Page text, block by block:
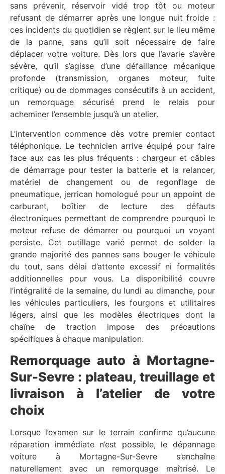
sans prévenir, réservoir vidé trop tôt ou moteur
refusant de démarrer après une longue nuit froide :
ces incidents du quotidien se règlent sur le lieu même
de la panne, sans qu’il soit nécessaire de faire
déplacer votre voiture. Dès lors que l’avarie s’avère
sévère, qu’il s’agisse d’une défaillance mécanique
profonde (transmission, organes moteur, fuite
critique) ou de dommages consécutifs à un accident,
un remorquage sécurisé prend le relais pour
acheminer l’ensemble jusqu’à un atelier.
L’intervention commence dès votre premier contact
téléphonique. Le technicien arrive équipé pour faire
face aux cas les plus fréquents : chargeur et câbles
de démarrage pour tester la batterie et la relancer,
matériel de changement ou de regonflage de
pneumatique, jerrican homologué pour un appoint de
carburant, boîtier de lecture des défauts
électroniques permettant de comprendre pourquoi le
moteur refuse de démarrer ou pourquoi un voyant
persiste. Cet outillage varié permet de solder la
grande majorité des pannes sans bouger le véhicule
du tout, sans délai d’attente excessif ni formalités
additionnelles pour vous. La disponibilité couvre
l’intégralité de la semaine, du lundi au dimanche, pour
les véhicules particuliers, les fourgons et utilitaires
légers, ainsi que les modèles électriques dont la
chaîne de traction impose des précautions
spécifiques à chaque manipulation.
Remorquage auto à Mortagne-
Sur-Sevre : plateau, treuillage et
livraison à l’atelier de votre
choix
Lorsque l’examen sur le terrain confirme qu’aucune
réparation immédiate n’est possible, le dépannage
voiture à Mortagne-Sur-Sevre s’enchaîne
naturellement avec un remorquage maîtrisé. Le